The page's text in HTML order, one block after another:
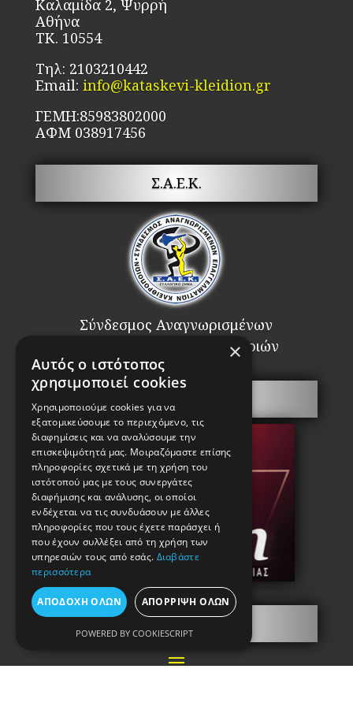
Καλαμίδα 2, Ψυρρή
Αθήνα
ΤΚ. 10554
Τηλ: 2103210442
Email: info@kataskevi-kleidion.gr
ΓΕΜΗ:85983802000
ΑΦΜ 038917456
Σ.Α.Ε.Κ.
Σύνδεσμος Αναγνωρισμένων
Επαγγελματιών Κλειθροποιών
Πόρτες Ασφαλείας
Πληροφορίες
×
Αυτός ο ιστότοπος
χρησιμοποιεί cookies
Χρησιμοποιούμε cookies για να
εξατομικεύσουμε το περιεχόμενο, τις
διαφημίσεις και να αναλύσουμε την
επισκεψιμότητά μας. Μοιραζόμαστε επίσης
πληροφορίες σχετικά με τη χρήση του
ιστότοπού μας με τους συνεργάτες
διαφήμισης και ανάλυσης, οι οποίοι
ενδέχεται να τις συνδυάσουν με άλλες
πληροφορίες που τους έχετε παράσχει ή
που έχουν συλλέξει από τη χρήση των
υπηρεσιών τους από εσάς. Διαβάστε
περισσότερα
ΑΠΟΔΟΧΉ ΌΛΩΝ ΑΠΌΡΡΙΨΗ ΌΛΩΝ
POWERED BY COOKIESCRIPT